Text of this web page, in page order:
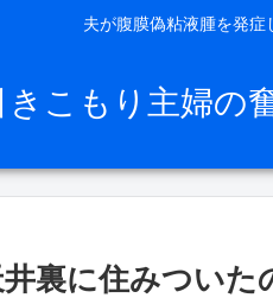
夫が腹膜偽粘液腫を発症
きこもり主婦の
裏に住みつい